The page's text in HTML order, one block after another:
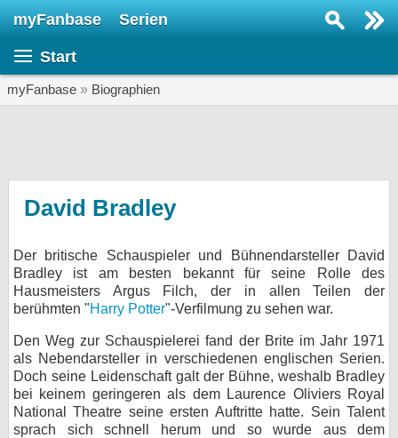
myFanbase Serien
Start
myFanbase » Biographien
David Bradley
Der britische Schauspieler und Bühnendarsteller David
Bradley ist am besten bekannt für seine Rolle des
Hausmeisters Argus Filch, der in allen Teilen der
berühmten "Harry Potter"-Verfilmung zu sehen war.
Den Weg zur Schauspielerei fand der Brite im Jahr 1971
als Nebendarsteller in verschiedenen englischen Serien.
Doch seine Leidenschaft galt der Bühne, weshalb Bradley
bei keinem geringeren als dem Laurence Oliviers Royal
National Theatre seine ersten Auftritte hatte. Sein Talent
sprach sich schnell herum und so wurde aus dem
KULTUR
Specials
SERVICE
Gewinnspiele
Forum